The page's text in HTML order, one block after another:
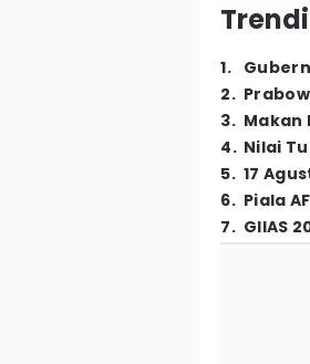
1.
2.
3. Makan
4. Nilai
5. 17
6. Piala
7. GIIAS